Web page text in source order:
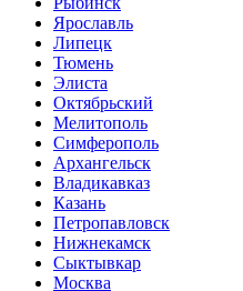
Ярославль
Липецк
Тюмень
Элиста
Октябрьский
Мелитополь
Симферополь
Архангельск
Владикавказ
Казань
Петропавловск
Нижнекамск
Сыктывкар
Москва